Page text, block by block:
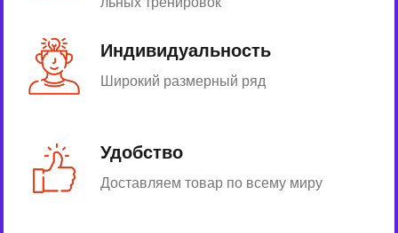
Индивидуальность
Широкий размерный ряд
Удобство
Доставляем товар по всему миру